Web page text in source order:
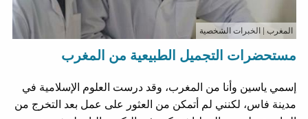
المغرب | الخبرات الشخصية
مستحضرات التجميل الطبيعية من المغرب
إسمي ياسين وأنا من المغرب، وقد درست العلوم الإسلامية في
مدينة فاس، لكنني لم أتمكن من العثور على عمل بعد التخرج من